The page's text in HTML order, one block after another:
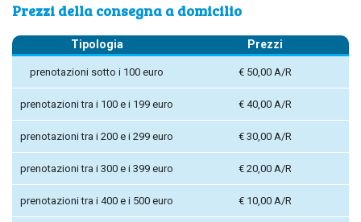
Prezzi della consegna a domicilio
Tipologia Prezzi
prenotazioni sotto i 100 euro € 50,00 A/R
prenotazioni tra i 100 e i 199 euro € 40,00 A/R
prenotazioni tra i 200 e i 299 euro € 30,00 A/R
prenotazioni tra i 300 e i 399 euro € 20,00 A/R
prenotazioni tra i 400 e i 500 euro € 10,00 A/R